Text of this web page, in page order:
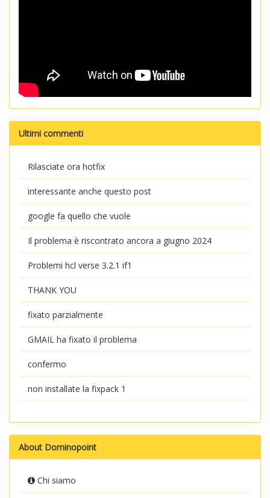
Ultimi commenti
Rilasciate ora hotfix
interessante anche questo post
google fa quello che vuole
Il problema è riscontrato ancora a giugno 2024
Problemi hcl verse 3.2.1 if1
THANK YOU
fixato parzialmente
GMAIL ha fixato il problema
confermo
non installate la fixpack 1
About Dominopoint
Chi siamo